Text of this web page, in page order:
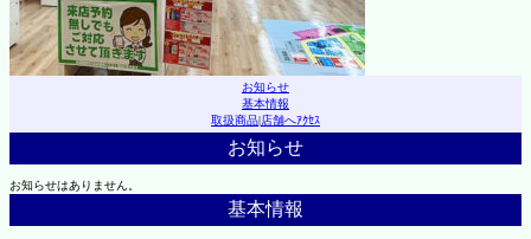
お知らせ
基本情報
取扱商品|店舗へｱｸｾｽ
お知らせ
お知らせはありません。
基本情報